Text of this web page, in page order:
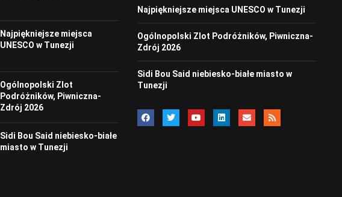
Najpiękniejsze miejsca
UNESCO w Tunezji
Ogólnopolski Zlot
Podróżników, Piwniczna-
Zdrój 2026
Sidi Bou Said niebiesko-białe
miasto w Tunezji
Najpiękniejsze miejsca UNESCO w Tunezji
Ogólnopolski Zlot Podróżników, Piwniczna-
Zdrój 2026
Sidi Bou Said niebiesko-białe miasto w
Tunezji